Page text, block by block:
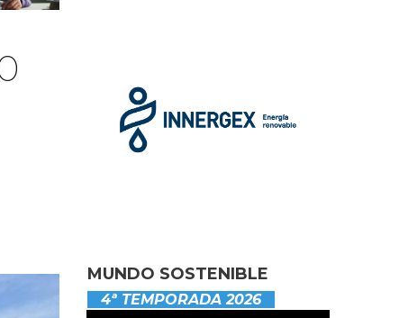
MUNDO SOSTENIBLE
4ª TEMPORADA 2026